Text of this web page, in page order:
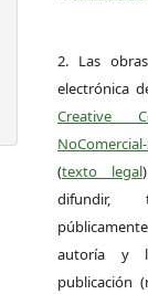
2. Las
electrónica
Creative
(texto legal
difundir,
autoría y
publicación